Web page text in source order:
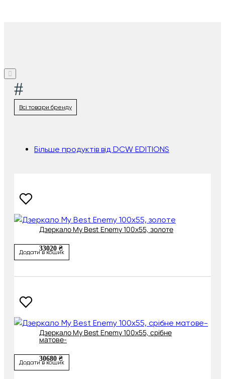
#
Всі товари бренду
Більше продуктів від DCW EDITIONS
Дзеркало My Best Enemy 100х55, золоте
33020 ₴
Додати в кошик
Дзеркало My Best Enemy 100х55, срібне
матове-
30680 ₴
Додати в кошик